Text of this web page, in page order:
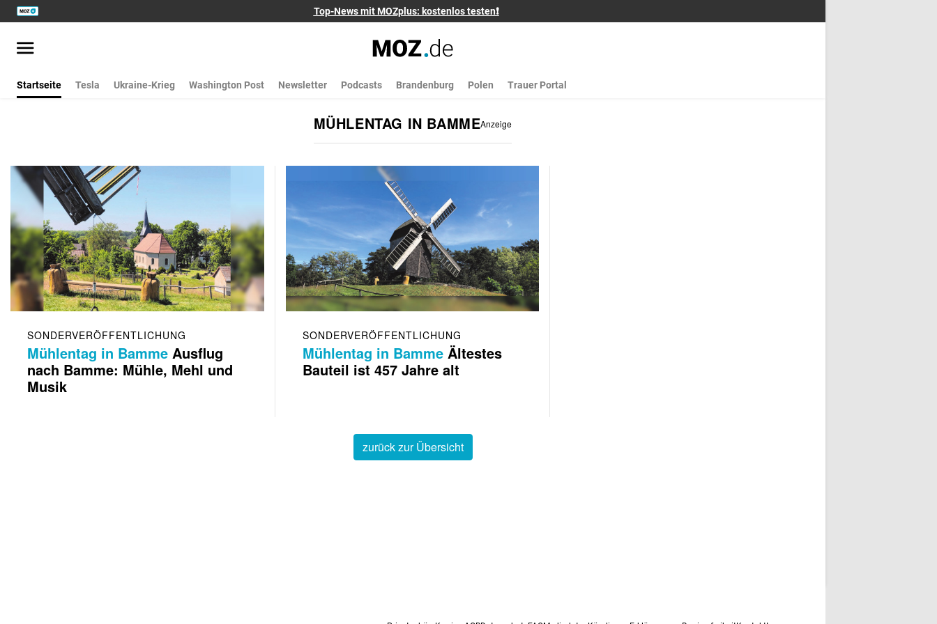
Top-News mit MOZplus: kostenlos testen❗
Startseite Tesla Ukraine-Krieg Washington Post Newsletter Podcasts Brandenburg Polen Trauer Portal
MÜHLENTAG IN BAMMEAnzeige
SONDERVERÖFFENTLICHUNG
Mühlentag in Bamme Ausflug
nach Bamme: Mühle, Mehl und
Musik
SONDERVERÖFFENTLICHUNG
Mühlentag in BammeÄltestes
Bauteil ist 457 Jahre alt
zurück zur Übersicht